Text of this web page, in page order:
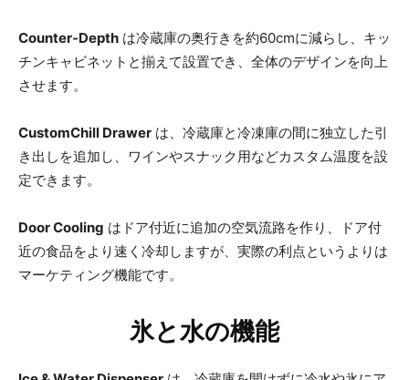
Counter-Depth は冷蔵庫の奥行きを約60cmに減らし、キッ
チンキャビネットと揃えて設置でき、全体のデザインを向上
させます。
CustomChill Drawer は、冷蔵庫と冷凍庫の間に独立した引
き出しを追加し、ワインやスナック用などカスタム温度を設
定できます。
Door Cooling はドア付近に追加の空気流路を作り、ドア付
近の食品をより速く冷却しますが、実際の利点というよりは
マーケティング機能です。
氷と水の機能